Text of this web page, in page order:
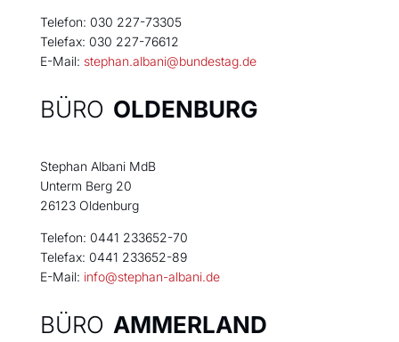
Telefon: 030 227-73305
Telefax: 030 227-76612
E-Mail: stephan.albani@bundestag.de
BÜRO OLDENBURG
Stephan Albani MdB
Unterm Berg 20
26123 Oldenburg
Telefon: 0441 233652-70
Telefax: 0441 233652-89
E-Mail: info@stephan-albani.de
BÜRO AMMERLAND